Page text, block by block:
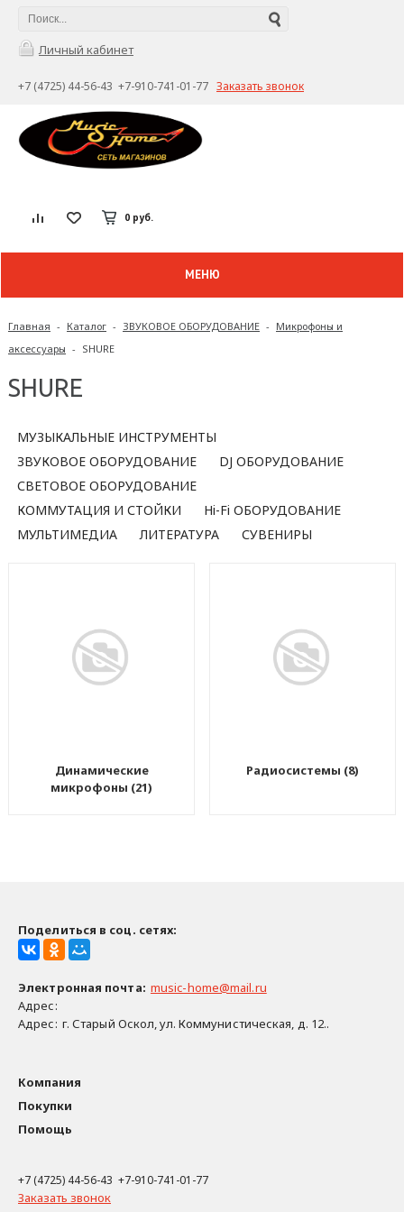
Личный кабинет
+7 (4725) 44-56-43 +7-910-741-01-77 Заказать звонок
0 руб.
МЕНЮ
Главная - Каталог - ЗВУКОВОЕ ОБОРУДОВАНИЕ - Микрофоны и
аксессуары - SHURE
SHURE
МУЗЫКАЛЬНЫЕ ИНСТРУМЕНТЫ
ЗВУКОВОЕ ОБОРУДОВАНИЕ
DJ ОБОРУДОВАНИЕ
СВЕТОВОЕ ОБОРУДОВАНИЕ
КОММУТАЦИЯ И СТОЙКИ
Hi-Fi ОБОРУДОВАНИЕ
МУЛЬТИМЕДИА
ЛИТЕРАТУРА СУВЕНИРЫ
Динамические
микрофоны (21)
Радиосистемы (8)
Поделиться в соц. сетях:
Электронная почта: music-home@mail.ru
Адрес:
Адрес: г. Старый Оскол, ул. Коммунистическая, д. 12..
Компания
Покупки
Помощь
+7 (4725) 44-56-43 +7-910-741-01-77
Заказать звонок